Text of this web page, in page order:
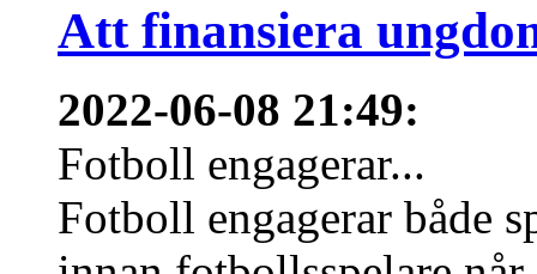
Att finansiera
2022-06-08 21:49:
Fotboll engagerar...
Fotboll engagerar både